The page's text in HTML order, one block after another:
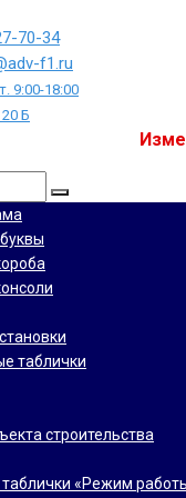
70-34
f1.ru
9:00-18:00
Б
таблички
строительства
таблички «Режим